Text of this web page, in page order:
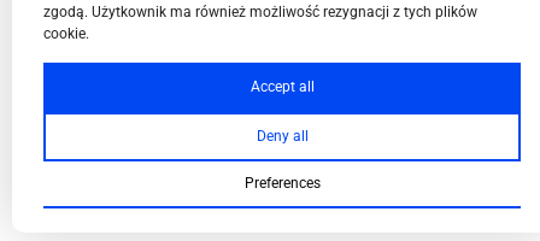
BPN-T Offer
zgodą. Użytkownik ma również możliwość rezygnacji z tych plików
cookie.
Accept all
Deny all
Preferences